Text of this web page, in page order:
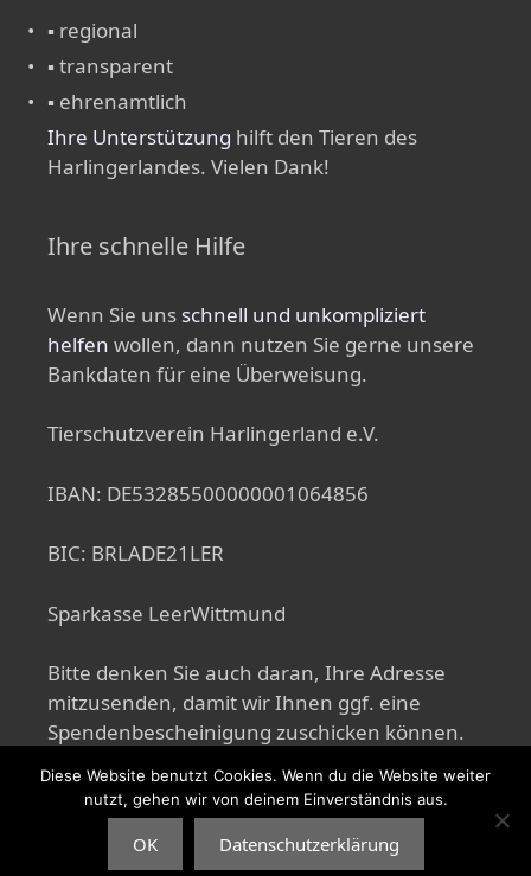
▪ regional
▪ transparent
▪ ehrenamtlich
Ihre Unterstützung hilft den Tieren des
Harlingerlandes. Vielen Dank!
Ihre schnelle Hilfe
Wenn Sie uns schnell und unkompliziert
helfen wollen, dann nutzen Sie gerne unsere
Bankdaten für eine Überweisung.
Tierschutzverein Harlingerland e.V.
IBAN: DE53285500000001064856
BIC: BRLADE21LER
Sparkasse LeerWittmund
Bitte denken Sie auch daran, Ihre Adresse
mitzusenden, damit wir Ihnen ggf. eine
Spendenbescheinigung zuschicken können.
GeneratePress
Diese Website benutzt Cookies. Wenn du die Website weiter
nutzt, gehen wir von deinem Einverständnis aus.
OK Datenschutzerklärung